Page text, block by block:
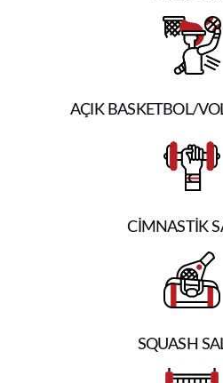
AÇIK BASKETBOL/
CİMNASTİK
SQUASH